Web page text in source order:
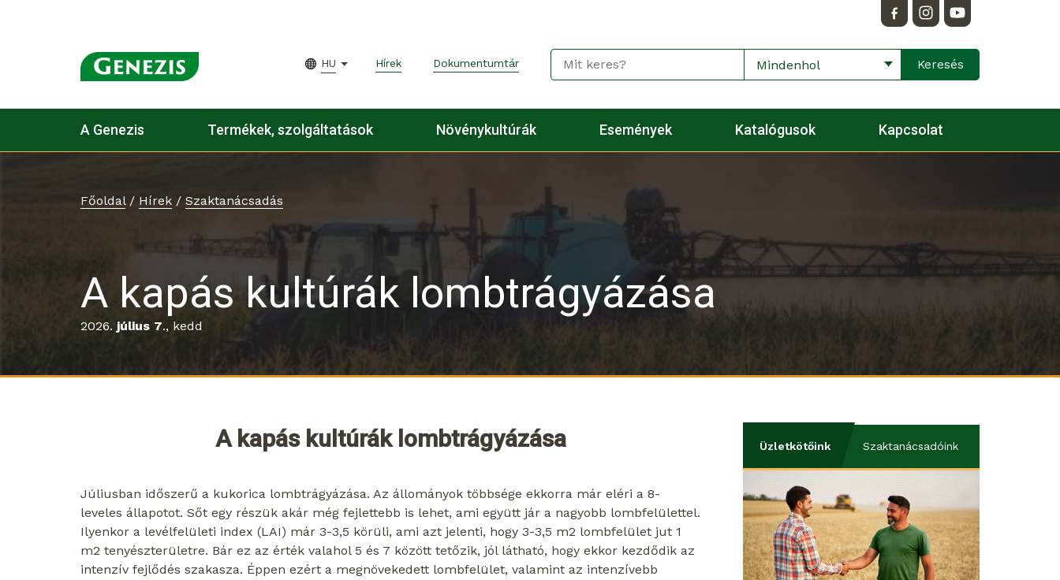
HU Hírek Dokumentumtár Mindenhol
A Genezis Termékek, szolgáltatások Növénykultúrák Események Katalógusok Kapcsolat
Főoldal/ Hírek / Szaktanácsadás
A kapás kultúrák lombtrágyázása
2026. július 7., kedd
A kapás kultúrák lombtrágyázása
Júliusban időszerű a kukorica lombtrágyázása. Az állományok többsége ekkorra már eléri a 8-
leveles állapotot. Sőt egy részük akár még fejlettebb is lehet, ami együtt jár a nagyobb lombfelülettel.
Ilyenkor a levélfelületi index (LAI) már 3-3,5 körüli, ami azt jelenti, hogy 3-3,5 m2 lombfelület jut 1
m2 tenyészterületre. Bár ez az érték valahol 5 és 7 között tetőzik, jól látható, hogy ekkor kezdődik az
intenzív fejlődés szakasza. Éppen ezért a megnövekedett lombfelület, valamint az intenzívebb
Üzletkötőink Szaktanácsadóink